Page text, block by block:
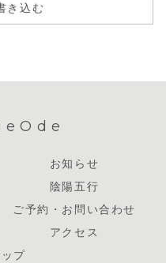
き込む
お知らせ
陰陽五行
ご予約・お問い合わせ
アクセス
プ